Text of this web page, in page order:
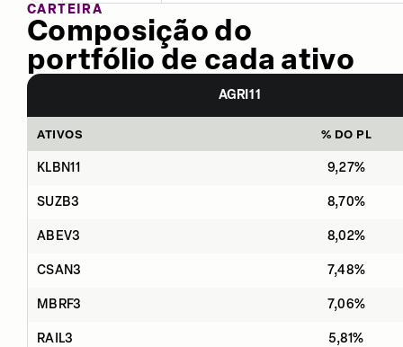
CARTEIRA
Composição do
portfólio de cada ativo
AGRI11
ATIVOS % DO PL
KLBN11 9,27%
SUZB3 8,70%
ABEV3 8,02%
CSAN3 7,48%
MBRF3 7,06%
RAIL3 5,81%